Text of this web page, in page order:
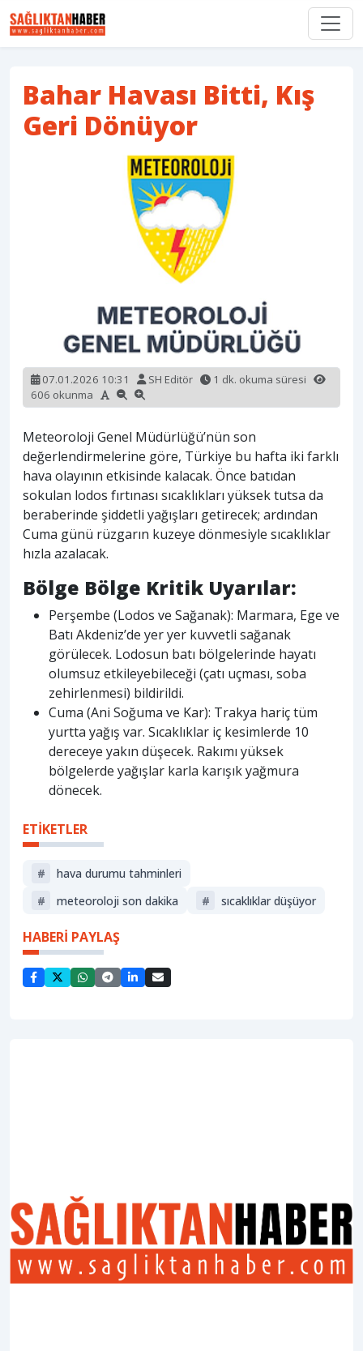
Bahar Havası Bitti, Kış
Geri Dönüyor
07.01.2026 10:31 SH Editör
1 dk. okuma süresi
606 okunma
Meteoroloji Genel Müdürlüğü’nün son
değerlendirmelerine göre, Türkiye bu hafta iki farklı
hava olayının etkisinde kalacak. Önce batıdan
sokulan lodos fırtınası sıcaklıkları yüksek tutsa da
beraberinde şiddetli yağışları getirecek; ardından
Cuma günü rüzgarın kuzeye dönmesiyle sıcaklıklar
hızla azalacak.
Bölge Bölge Kritik Uyarılar:
Perşembe (Lodos ve Sağanak): Marmara, Ege ve
Batı Akdeniz’de yer yer kuvvetli sağanak
görülecek. Lodosun batı bölgelerinde hayatı
olumsuz etkileyebileceği (çatı uçması, soba
zehirlenmesi) bildirildi.
Cuma (Ani Soğuma ve Kar): Trakya hariç tüm
yurtta yağış var. Sıcaklıklar iç kesimlerde 10
dereceye yakın düşecek. Rakımı yüksek
bölgelerde yağışlar karla karışık yağmura
dönecek.
ETİKETLER
#
hava durumu tahminleri
#
meteoroloji son dakika # sıcaklıklar düşüyor
HABERİ PAYLAŞ